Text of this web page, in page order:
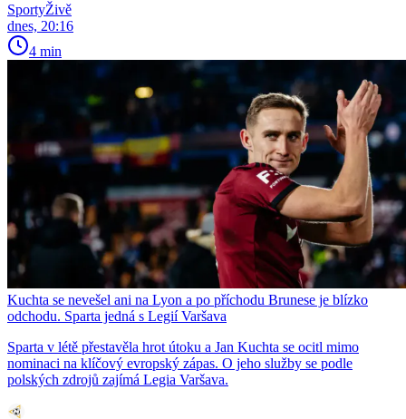
SportyŽivě
dnes, 20:16
4 min
Kuchta se nevešel ani na Lyon a po příchodu Brunese je blízko
odchodu. Sparta jedná s Legií Varšava
Sparta v létě přestavěla hrot útoku a Jan Kuchta se ocitl mimo
nominaci na klíčový evropský zápas. O jeho služby se podle
polských zdrojů zajímá Legia Varšava.